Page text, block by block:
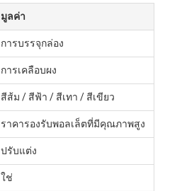
มูลค่า
การบรรจุกล่อง
การเคลือบผง
สีส้ม / สีฟ้า / สีเทา / สีเขียว
ราคารองรับพอลเล็ตที่มีคุณภาพสูง
ปรับแต่ง
ใช่